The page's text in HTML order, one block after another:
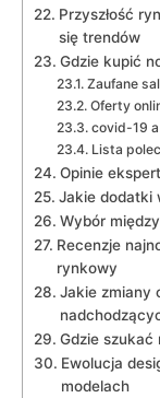
Przyszłość
się trendów
Gdzie kupić​
Zaufane
Oferty
covid-19
Lista
Opinie
Jakie dodatki
Wybór
Recenzje
rynkowy
Jakie⁢ zmiany⁣
Gdzie szukać
Ewolucja
⁢modelach